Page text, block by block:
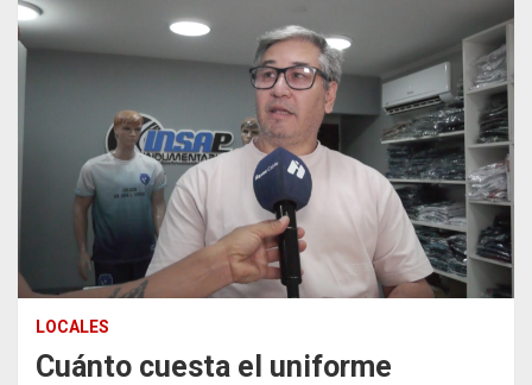
LOCALES
Cuánto cuesta el uniforme